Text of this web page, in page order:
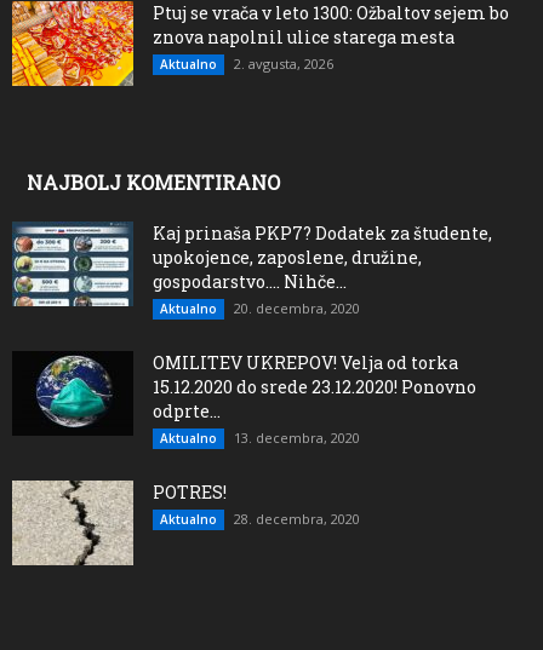
Ptuj se vrača v leto 1300: Ožbaltov sejem bo
znova napolnil ulice starega mesta
Aktualno 2. avgusta, 2026
NAJBOLJ KOMENTIRANO
Kaj prinaša PKP7? Dodatek za študente,
upokojence, zaposlene, družine,
gospodarstvo…. Nihče...
Aktualno 20. decembra, 2020
OMILITEV UKREPOV! Velja od torka
15.12.2020 do srede 23.12.2020! Ponovno
odprte...
Aktualno 13. decembra, 2020
POTRES!
Aktualno 28. decembra, 2020